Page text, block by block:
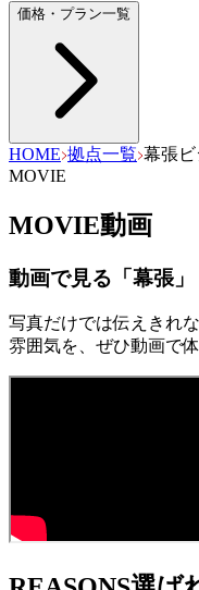
価格・プラン一覧
HOME 拠点一覧 幕張ビ
MOVIE
MOVIE動画
動画で見る「幕張 」
写真だけでは伝えきれな
雰囲気を、ぜひ動画で